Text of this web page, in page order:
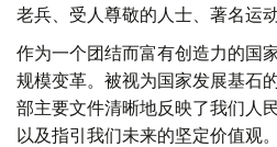
老兵、受人尊敬的人士、著名运
作为一个团结而富有创造力的国
规模变革。被视为国家发展基石
部主要文件清晰地反映了我们人
以及指引我们未来的坚定价值观。